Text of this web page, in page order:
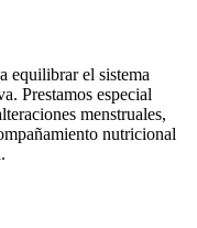
equilibrar el sistema
Prestamos especial
menstruales,
nutricional